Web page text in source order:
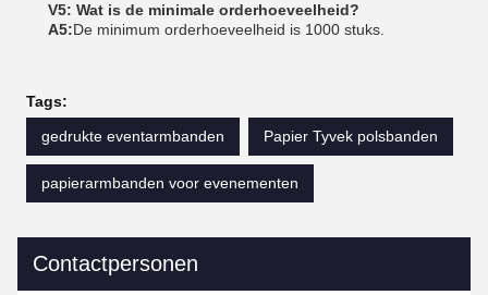
V5: Wat is de minimale orderhoeveelheid?
A5:De minimum orderhoeveelheid is 1000 stuks.
Tags:
gedrukte eventarmbanden
Papier Tyvek polsbanden
papierarmbanden voor evenementen
Contactpersonen